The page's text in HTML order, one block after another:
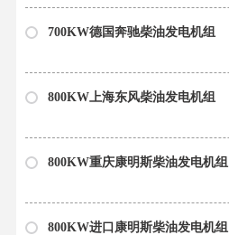
700KW德国奔驰柴油发电机组
800KW上海东风柴油发电机组
800KW重庆康明斯柴油发电机组
800KW进口康明斯柴油发电机组